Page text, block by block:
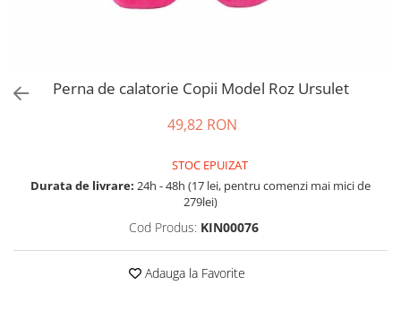
BorsetePerna de calatorie Copii Model Roz Ursulet
49,82 RON
STOC EPUIZAT
Durata de livrare: 24h - 48h (17 lei, pentru comenzi mai mici de
279lei)
Cod Produs: KIN00076
Adauga la Favorite